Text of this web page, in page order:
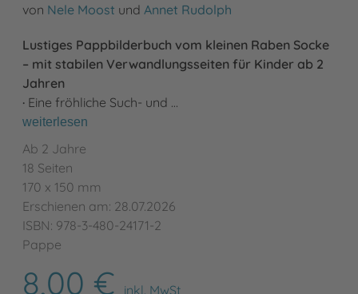
von Nele Moost und Annet Rudolph
Lustiges Pappbilderbuch vom kleinen Raben Socke
– mit stabilen Verwandlungsseiten für Kinder ab 2
Jahren
· Eine fröhliche Such- und …
weiterlesen
Ab 2 Jahre
18 Seiten
170 x 150 mm
Erschienen am: 28.07.2026
ISBN: 978-3-480-24171-2
Pappe
8,00 €
inkl. MwSt